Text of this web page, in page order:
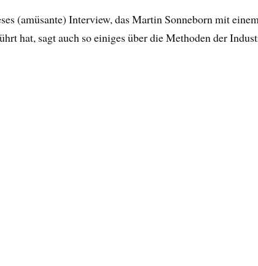
(amüsante) Interview, das Martin Sonneborn mit
hat, sagt auch so einiges über die Methoden der